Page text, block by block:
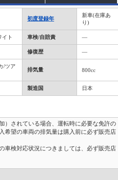
初度登録年
新車(在庫あ
り)
イト 車検/自賠責 ―
修復歴 ―
/ツア
排気量 800cc
製造国 日本
）されている場合、運転時に必要な免許の
希望の車両の排気量は購入前に必ず販売店
車検対応状況につきましては、必ず販売店